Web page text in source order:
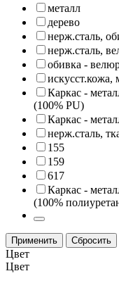
металл
дерево
нерж.сталь,
нерж.сталь,
обивка -
искусст.кожа,
Каркас -
(100% PU)
Каркас -
нерж.сталь,
155
159
617
Каркас -
(100%
Применить Сбросить
Цвeт
Цвeт